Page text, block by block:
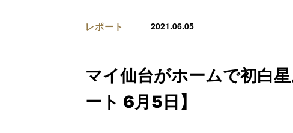
レポート 2021.06.05
マイ仙台がホームで初白
ート 6月5日】